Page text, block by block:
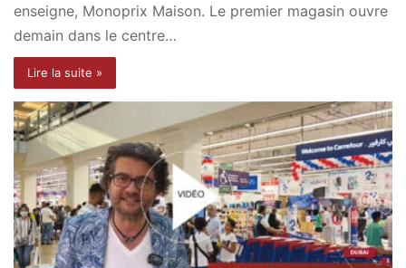
enseigne, Monoprix Maison. Le premier magasin ouvre
demain dans le centre…
Lire la suite »